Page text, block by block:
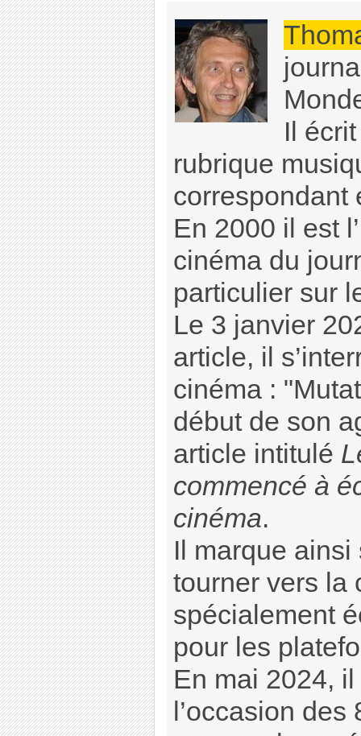
Il
rubrique
correspondant
En 2000 il est
cinéma du
particulier sur
Le 3 janvier
article, il
cinéma :
début de son
article intitulé
commencé à
cinéma.
Il marque
tourner vers la
spécialement
pour les
En mai 2024,
l’occasion